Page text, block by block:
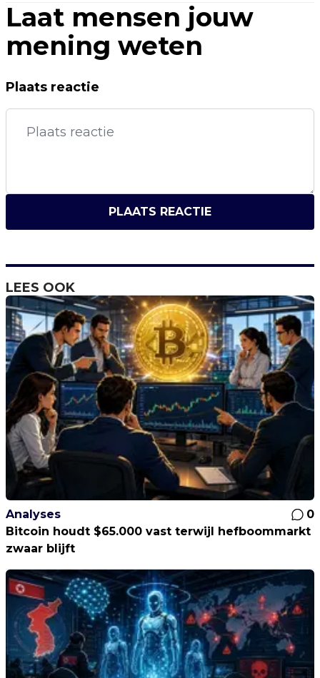
Laat mensen jouw
mening weten
Plaats reactie
PLAATS REACTIE
LEES OOK
Analyses
0
Bitcoin houdt $65.000 vast terwijl hefboommarkt
zwaar blijft